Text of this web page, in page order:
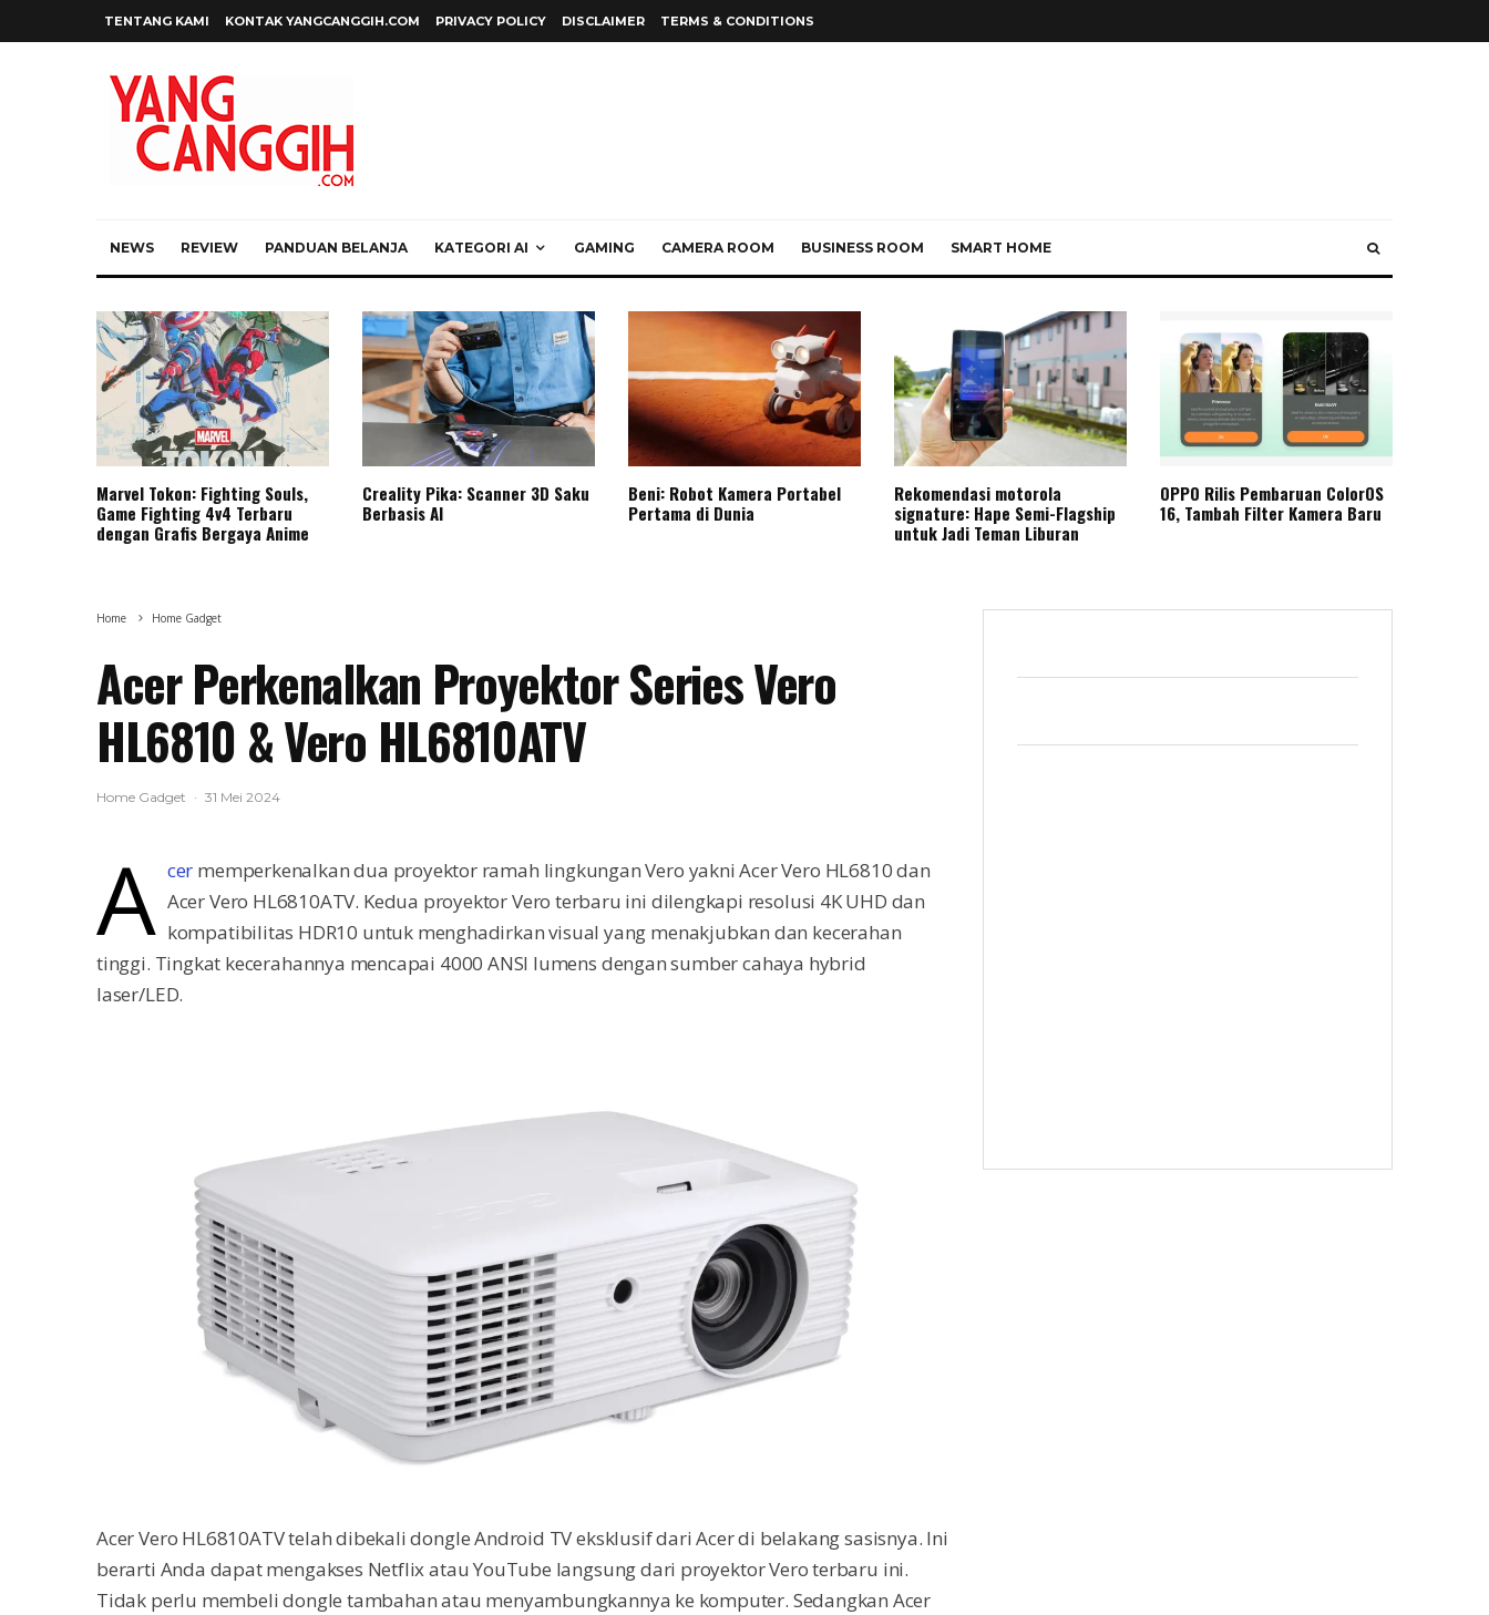
TENTANG KAMI KONTAK YANGCANGGIH.COM PRIVACY POLICY DISCLAIMER TERMS & CONDITIONS
NEWS REVIEW PANDUAN BELANJA KATEGORI AI GAMING CAMERA ROOM BUSINESS ROOM SMART HOME
Marvel Tokon: Fighting Souls,
Game Fighting 4v4 Terbaru
dengan Grafis Bergaya Anime
Creality Pika: Scanner 3D Saku
Berbasis AI
Beni: Robot Kamera Portabel
Pertama di Dunia
Rekomendasi motorola
signature: Hape Semi-Flagship
untuk Jadi Teman Liburan
OPPO Rilis Pembaruan ColorOS
16, Tambah Filter Kamera Baru
Home Home Gadget
Acer Perkenalkan Proyektor Series Vero
HL6810 & Vero HL6810ATV
Home Gadget · 31 Mei 2024
A cer memperkenalkan dua proyektor ramah lingkungan Vero yakni Acer Vero HL6810 dan
Acer Vero HL6810ATV. Kedua proyektor Vero terbaru ini dilengkapi resolusi 4K UHD dan
kompatibilitas HDR10 untuk menghadirkan visual yang menakjubkan dan kecerahan
tinggi. Tingkat kecerahannya mencapai 4000 ANSI lumens dengan sumber cahaya hybrid
laser/LED.
Acer Vero HL6810ATV telah dibekali dongle Android TV eksklusif dari Acer di belakang sasisnya. Ini
berarti Anda dapat mengakses Netflix atau YouTube langsung dari proyektor Vero terbaru ini.
Tidak perlu membeli dongle tambahan atau menyambungkannya ke komputer. Sedangkan Acer